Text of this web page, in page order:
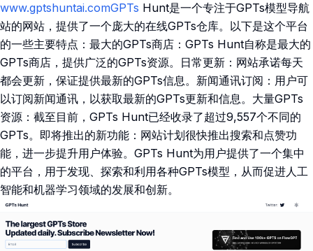
www.gptshuntai.comGPTs Hunt是一个专注于GPTs模型导航
站的网站，提供了一个庞大的在线GPTs仓库。以下是这个平台
的一些主要特点：最大的GPTs商店：GPTs Hunt自称是最大的
GPTs商店，提供广泛的GPTs资源。日常更新：网站承诺每天
都会更新，保证提供最新的GPTs信息。新闻通讯订阅：用户可
以订阅新闻通讯，以获取最新的GPTs更新和信息。大量GPTs
资源：截至目前，GPTs Hunt已经收录了超过9,557个不同的
GPTs。即将推出的新功能：网站计划很快推出搜索和点赞功
能，进一步提升用户体验。GPTs Hunt为用户提供了一个集中
的平台，用于发现、探索和利用各种GPTs模型，从而促进人工
智能和机器学习领域的发展和创新。